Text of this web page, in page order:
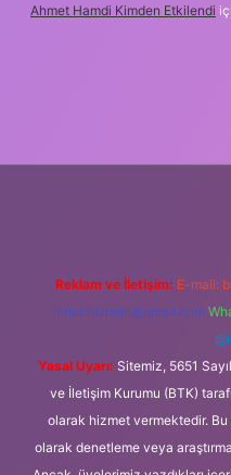
Ahmet Hamdi Kimden Etkilendi
Reklam ve İletişim: E-mail:
forumhizmeti@gmail.com
Yasal Uyarı: Sitemiz, 5651
ve İletişim Kurumu (BTK)
olarak hizmet vermektedir.
olarak denetleme veya